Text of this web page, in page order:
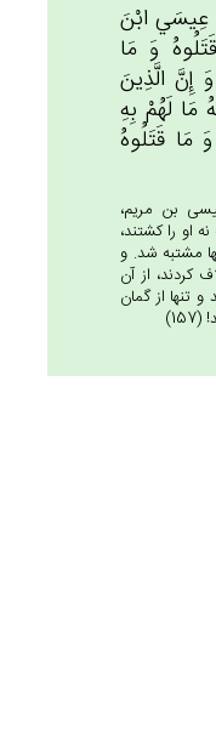
عِيسَي‌ ابْن‌َ
وَ مَا
إِن‌َّ الَّذِين‌َ
مَا لَهُم‌ْ بِه‌ِ
مَا قَتَلُوه‌ُ
بن مريم،
او را كشتند،
مشتبه شد. و
كردند، از آن
تنها از گمان